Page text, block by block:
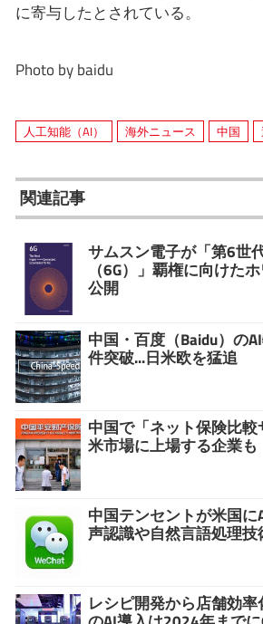
に寄与したとされている。
Photo by baidu
人工知能（AI） 海外ニュース 中国
関連記事
サムスン電子が「第6世
（6G）」覇権に向けた
公開
中国・百度（Baidu）の
件突破...日米欧を猛追
中国で「ネット保険比
米市場に上場する企業も
中国テンセントが米国
声認識や自然言語処理技
レシピ開発から店舗効